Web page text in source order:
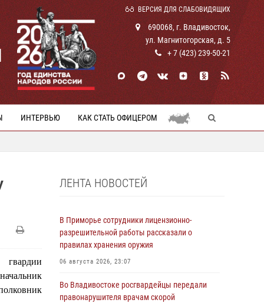
ВЕРСИЯ ДЛЯ СЛАБОВИДЯЩИХ
690068, г. Владивосток,
ул. Магнитогорская, д. 5
+ 7 (423) 239-50-21
ИНТЕРВЬЮ КАК СТАТЬ ОФИЦЕРОМ
гвардии
ЛЕНТА НОВОСТЕЙ
В Приморье сотрудники лицензионно-
разрешительной работы рассказали о
правилах хранения оружия
06 августа 2026, 23:07
Во Владивостоке росгвардейцы передали
правонарушителя врачам скорой